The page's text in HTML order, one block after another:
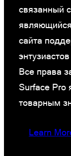
связанный
сайта
Все права
Surface Pro
товарным
Learn